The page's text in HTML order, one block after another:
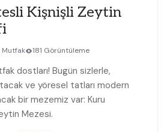
Kişnişli Zeytin
Mutfak 181 Görüntüleme
dostları! Bugün sizlerle,
ve yöresel tatları modern
bir mezemiz var: Kuru
Mezesi.